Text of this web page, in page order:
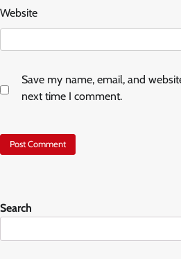
Website
Save my name, email, and
next time I comment.
Search